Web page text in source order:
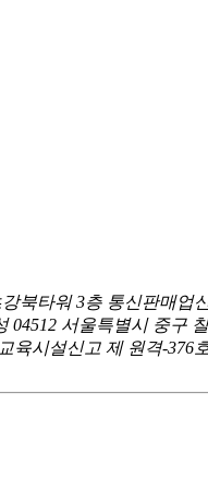
북타워 3층 통신판매업
04512 서울특별시 중구
육시설신고 제 원격-376